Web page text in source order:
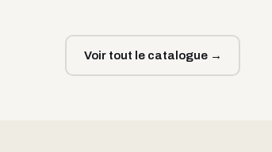
Voir tout le catalogue →